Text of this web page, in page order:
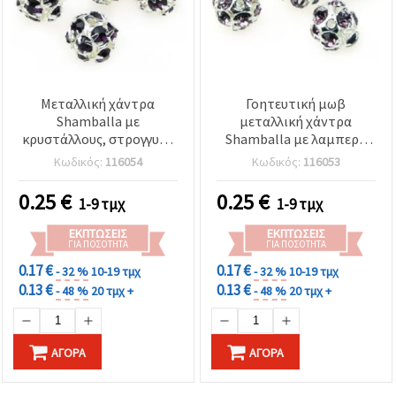
Μεταλλική χάντρα
Shamballa με
κρυστάλλους, στρογγυλή
10 mm, οπή 1,5 mm,
σκούρο μωβ – για DIY
κατασκευή κοσμημάτων
Κωδικός: 116054
0.25€ 1-9 τμχ
ΕΚΠΤΏΣΕΙΣ
ΓΙΑ ΠΟΣΌΤΗΤΑ
0.17 €- 32 %10-19 τμχ
0.13 €- 48 % 20 τμχ +
ΑΓΟΡΆ
Γοητευτική μωβ
μεταλλική χάντρα
Shamballa με λαμπερά
κρύσταλλα – 10 mm, οπή
1,5 mm
Κωδικός: 116053
0.25€ 1-9 τμχ
ΕΚΠΤΏΣΕΙΣ
ΓΙΑ ΠΟΣΌΤΗΤΑ
0.17 €- 32 %10-19 τμχ
0.13 €- 48 % 20 τμχ +
ΑΓΟΡΆ